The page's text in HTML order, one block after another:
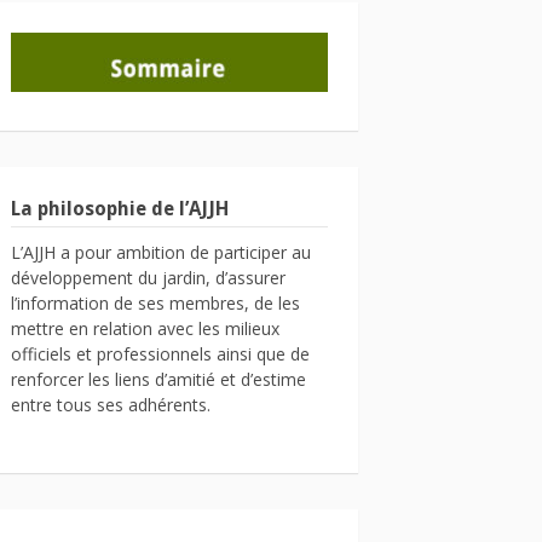
La philosophie de l’AJJH
L’AJJH a pour ambition de participer au
développement du jardin, d’assurer
l’information de ses membres, de les
mettre en relation avec les milieux
officiels et professionnels ainsi que de
renforcer les liens d’amitié et d’estime
entre tous ses adhérents.